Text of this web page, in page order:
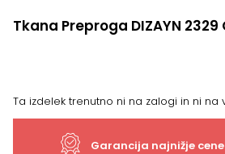
Tkana Preproga DIZAYN
Ta izdelek trenutno ni na zalogi in ni na
Garancija najnižje cene